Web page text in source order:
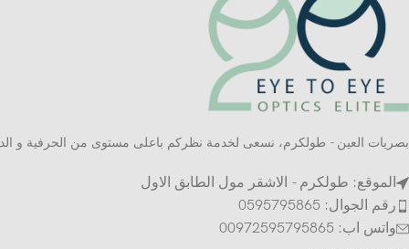
بصريات العين - طولكرم، نسعى لخدمة نظركم باعلى مستوى من الحرفية و
الموقع: طولكرم - الاشقر مول الطابق الاول
رقم الجوال: 0595795865
واتس اب: 00972595795865